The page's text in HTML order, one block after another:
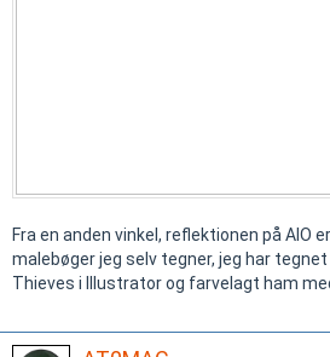
Fra en anden vinkel, reflektionen på AIO
malebøger jeg selv tegner, jeg har
Thieves i Illustrator og farvelagt ham